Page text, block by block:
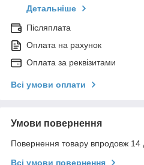
Детальніше
Післяплата
Оплата на рахунок
Оплата за реквізитами
Всі умови оплати
Умови повернення
Повернення товару впродовж 14
Всі умови повернення